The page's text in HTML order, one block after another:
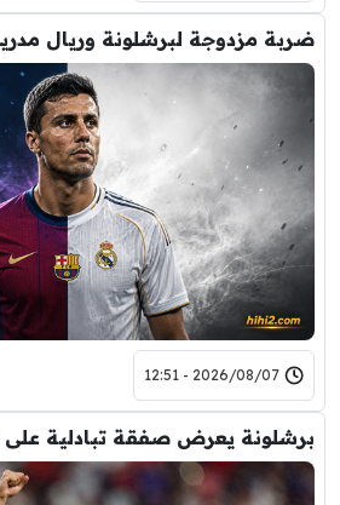
ضربة مزدوجة لبرشلونة وريال
2026/08/07 - 12:51
برشلونة يعرض صفقة تبادلية